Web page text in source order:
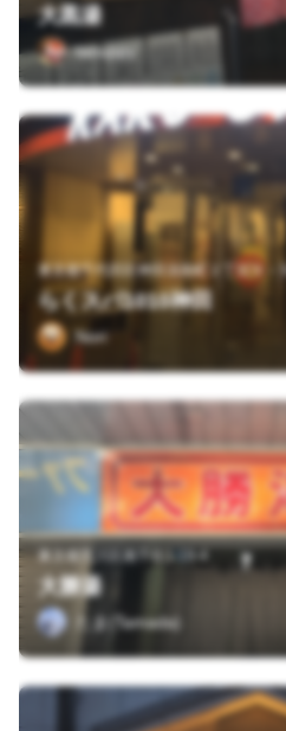
大黒湯
tanuppy
東京都千代田区神田淡路町２丁目９－９
らくスパ1010神田
Nori
東京都荒川区南千住1-19-4
大勝湯
たま(Tamada)